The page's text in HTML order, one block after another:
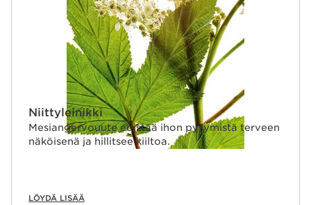
Niittyleinikki
Mesiangervouute edistää ihon pysymistä terveen
näköisenä ja hillitsee kiiltoa.
LÖYDÄ LISÄÄ